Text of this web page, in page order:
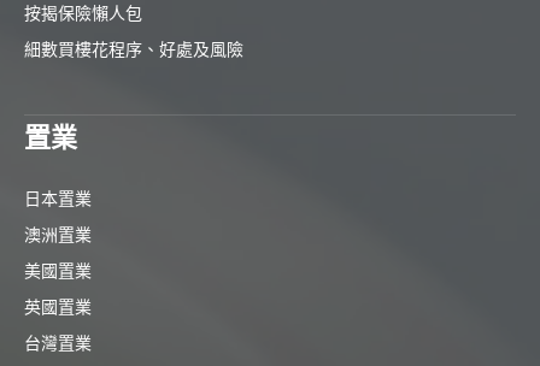
按揭保險懶人包
細數買樓花程序、好處及風險
置業
日本置業
澳洲置業
美國置業
英國置業
台灣置業